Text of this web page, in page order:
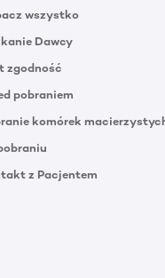
wszystko
Dawcy
zgodność
pobraniem
komórek
z Pacjentem